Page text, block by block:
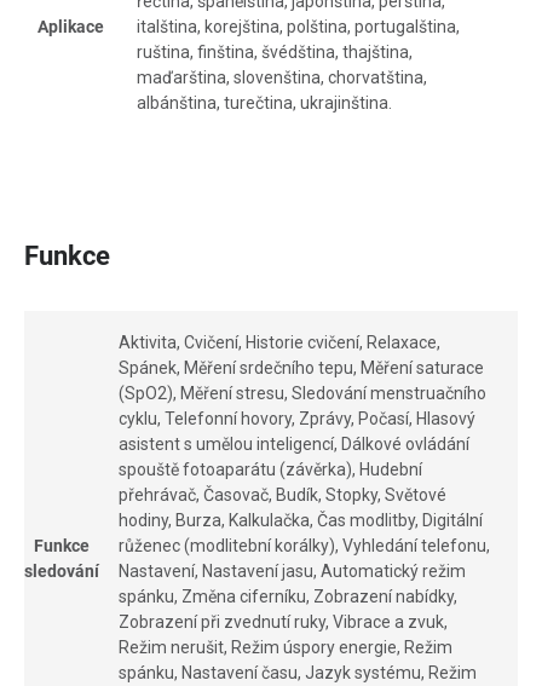
Aplikace
italština, korejština, polština, portugalština,
ruština, finština, švédština, thajština,
maďarština, slovenština, chorvatština,
albánština, turečtina, ukrajinština.
Funkce
Funkce
sledování
Aktivita, Cvičení, Historie cvičení, Relaxace,
Spánek, Měření srdečního tepu, Měření saturace
(SpO2), Měření stresu, Sledování menstruačního
cyklu, Telefonní hovory, Zprávy, Počasí, Hlasový
asistent s umělou inteligencí, Dálkové ovládání
spouště fotoaparátu (závěrka), Hudební
přehrávač, Časovač, Budík, Stopky, Světové
hodiny, Burza, Kalkulačka, Čas modlitby, Digitální
růženec (modlitební korálky), Vyhledání telefonu,
Nastavení, Nastavení jasu, Automatický režim
spánku, Změna ciferníku, Zobrazení nabídky,
Zobrazení při zvednutí ruky, Vibrace a zvuk,
Režim nerušit, Režim úspory energie, Režim
spánku, Nastavení času, Jazyk systému, Režim